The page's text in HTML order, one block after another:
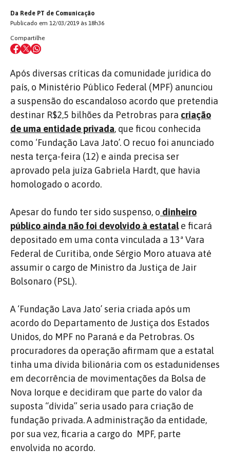
Da Rede PT de Comunicação
Publicado em 12/03/2019 às 18h36
Compartilhe
Após diversas críticas da comunidade jurídica do
país, o Ministério Público Federal (MPF) anunciou
a suspensão do escandaloso acordo que pretendia
destinar R$2,5 bilhões da Petrobras para criação
de uma entidade privada, que ficou conhecida
como ‘Fundação Lava Jato’. O recuo foi anunciado
nesta terça-feira (12) e ainda precisa ser
aprovado pela juíza Gabriela Hardt, que havia
homologado o acordo.
Apesar do fundo ter sido suspenso, o dinheiro
público ainda não foi devolvido à estatale ficará
depositado em uma conta vinculada a 13ª Vara
Federal de Curitiba, onde Sérgio Moro atuava até
assumir o cargo de Ministro da Justiça de Jair
Bolsonaro (PSL).
A ‘Fundação Lava Jato’ seria criada após um
acordo do Departamento de Justiça dos Estados
Unidos, do MPF no Paraná e da Petrobras. Os
procuradores da operação afirmam que a estatal
tinha uma dívida bilionária com os estadunidenses
em decorrência de movimentações da Bolsa de
Nova Iorque e decidiram que parte do valor da
suposta “dívida” seria usado para criação de
fundação privada. A administração da entidade,
por sua vez, ficaria a cargo do MPF, parte
envolvida no acordo.